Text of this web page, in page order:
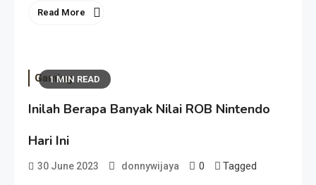
Read More
1 MIN READ
Gaming
Inilah Berapa Banyak Nilai ROB Nintendo
Hari Ini
30 June 2023 donnywijaya 0 Tagged